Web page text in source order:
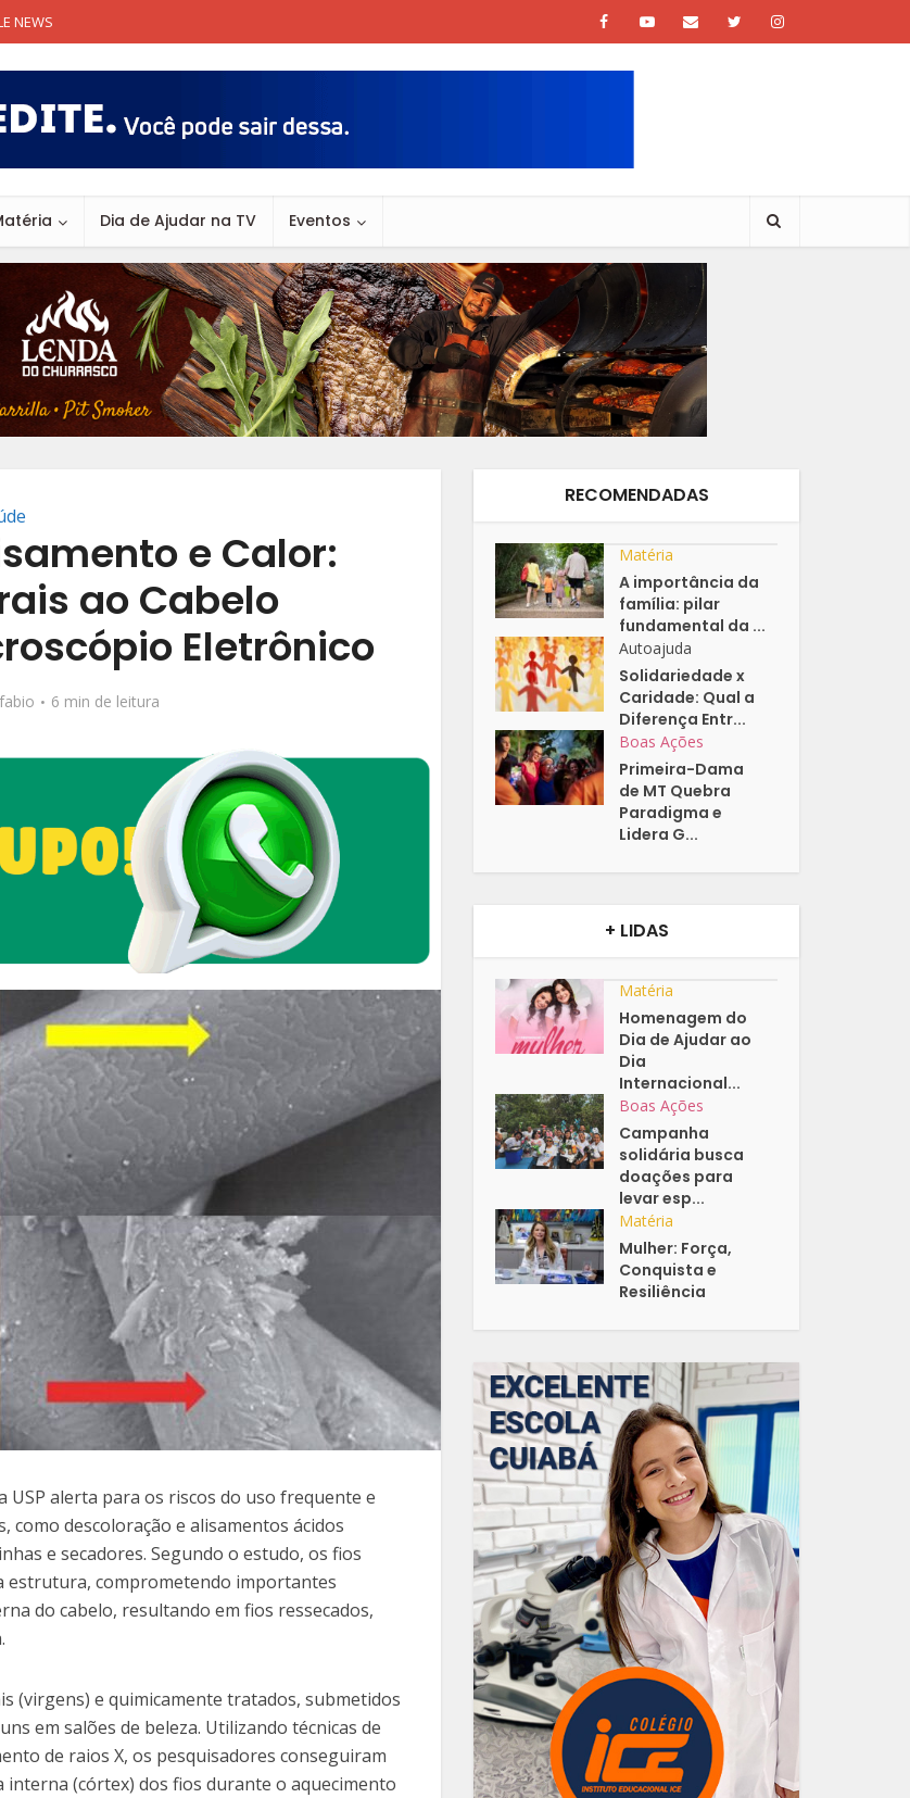
NEWS
Dia de Ajudar na TV Eventos
e Calor:
ao Cabelo
Eletrônico
6 min de leitura
USP alerta para os riscos do uso frequente e
como descoloração e alisamentos ácidos
e secadores. Segundo o estudo, os fios
estrutura, comprometendo importantes
do cabelo, resultando em fios ressecados,
(virgens) e quimicamente tratados, submetidos
em salões de beleza. Utilizando técnicas de
de raios X, os pesquisadores conseguiram
(córtex) dos fios durante o aquecimento
RECOMENDADAS
Matéria
A importância da
família: pilar
fundamental da ...
Autoajuda
Solidariedade x
Caridade: Qual a
Diferença Entr...
Boas Ações
Primeira-Dama
de MT Quebra
Paradigma e
Lidera G...
+ LIDAS
Matéria
Homenagem do
Dia de Ajudar ao
Dia
Internacional...
Boas Ações
Campanha
solidária busca
doações para
levar esp...
Matéria
Mulher: Força,
Conquista e
Resiliência